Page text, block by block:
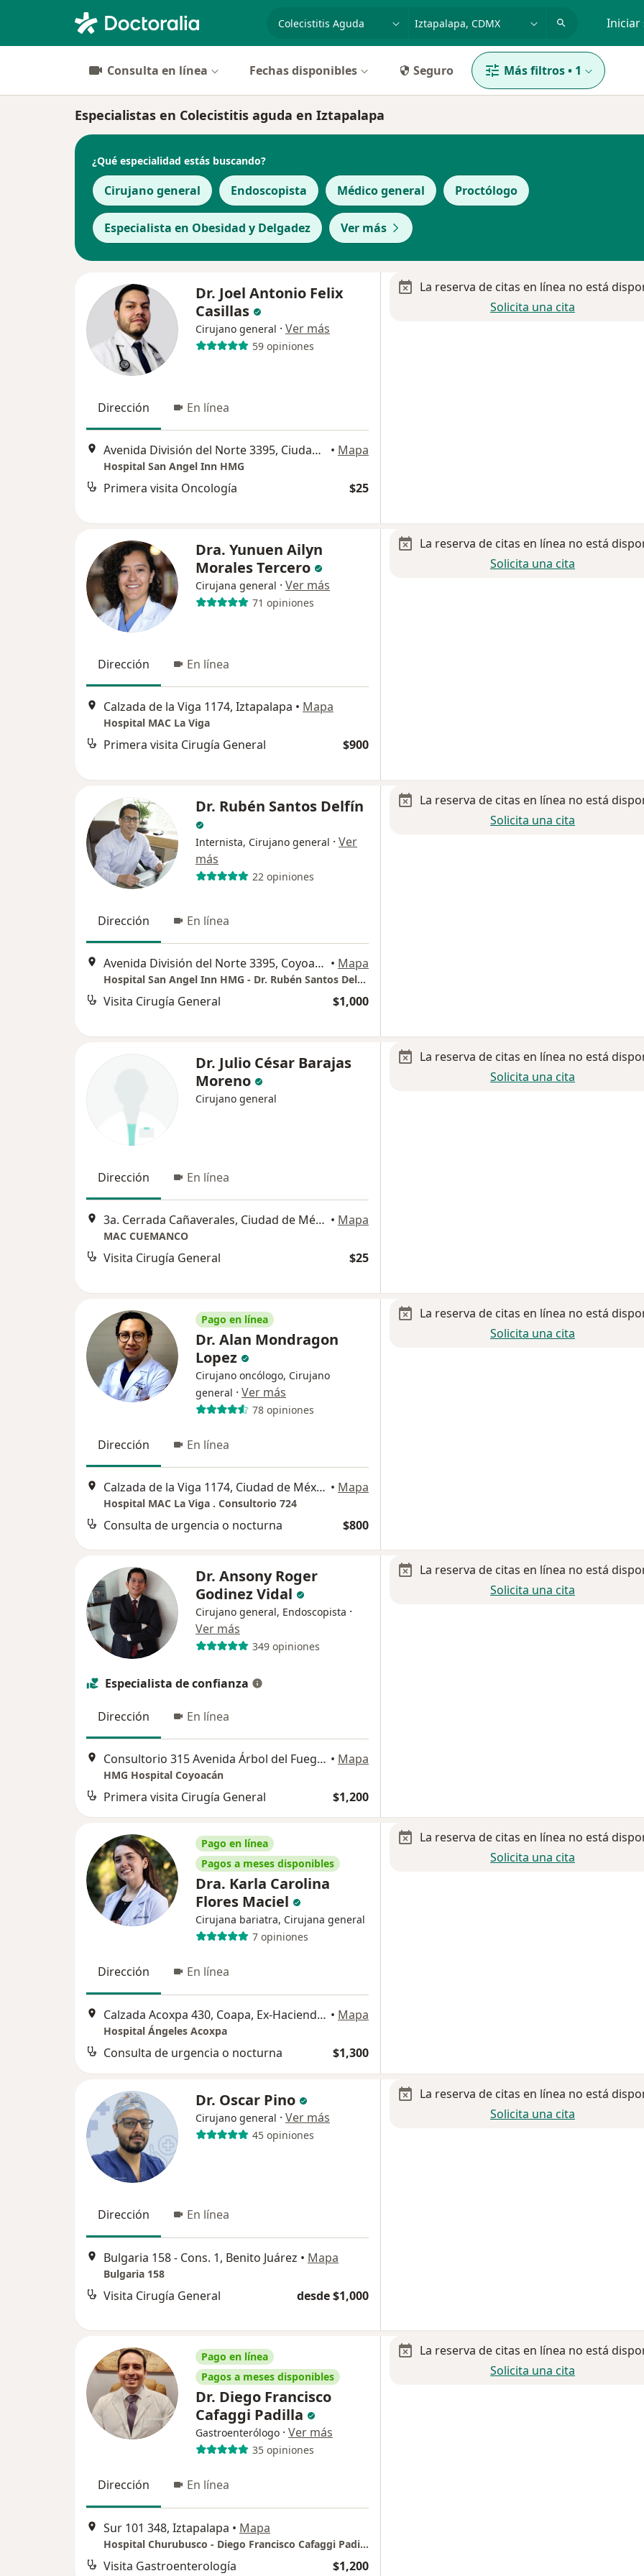
Iniciar
Consulta en línea Fechas disponibles Seguro Más filtros• 1
Especialistas en Colecistitis aguda en Iztapalapa
¿Qué especialidad estás buscando?
Cirujano general Endoscopista Médico general Proctólogo
Especialista en Obesidad y Delgadez Ver más
Dr. Joel Antonio Felix
Casillas
Cirujano general · Ver más
59 opiniones
Dirección En línea
Avenida División del Norte 3395, Ciudad de México • Mapa
Hospital San Angel Inn HMG
Primera visita Oncología $25
La reserva de citas en línea no está
Solicita una cita
Dra. Yunuen Ailyn
Morales Tercero
Cirujana general · Ver más
71 opiniones
Dirección En línea
Calzada de la Viga 1174, Iztapalapa • Mapa
Hospital MAC La Viga
Primera visita Cirugía General $900
La reserva de citas en línea no está
Solicita una cita
Dr. Rubén Santos Delfín
Internista, Cirujano general · Ver
más
22 opiniones
Dirección En línea
Avenida División del Norte 3395, Coyoacán • Mapa
Hospital San Angel Inn HMG - Dr. Rubén Santos Delfín
Visita Cirugía General $1,000
La reserva de citas en línea no está
Solicita una cita
Dr. Julio César Barajas
Moreno
Cirujano general
Dirección En línea
3a. Cerrada Cañaverales, Ciudad de México • Mapa
MAC CUEMANCO
Visita Cirugía General $25
La reserva de citas en línea no está
Solicita una cita
Pago en línea
Dr. Alan Mondragon
Lopez
Cirujano oncólogo, Cirujano
general · Ver más
78 opiniones
Dirección En línea
Calzada de la Viga 1174, Ciudad de México • Mapa
Hospital MAC La Viga . Consultorio 724
Consulta de urgencia o nocturna $800
La reserva de citas en línea no está
Solicita una cita
Dr. Ansony Roger
Godinez Vidal
Cirujano general, Endoscopista ·
Ver más
349 opiniones
Especialista de confianza
Dirección En línea
Consultorio 315 Avenida Árbol del Fuego 80 , El Rosario 04380, Coyoacán, Distrito Federal DF, Ciudad de México • Mapa
HMG Hospital Coyoacán
Primera visita Cirugía General $1,200
La reserva de citas en línea no está
Solicita una cita
Pago en línea
Pagos a meses disponibles
Dra. Karla Carolina
Flores Maciel
Cirujana bariatra, Cirujana general
7 opiniones
Dirección En línea
Calzada Acoxpa 430, Coapa, Ex-Hacienda Coapa, Tlalpan • Mapa
Hospital Ángeles Acoxpa
Consulta de urgencia o nocturna $1,300
La reserva de citas en línea no está
Solicita una cita
Dr. Oscar Pino
Cirujano general · Ver más
45 opiniones
Dirección En línea
Bulgaria 158 - Cons. 1, Benito Juárez • Mapa
Bulgaria 158
Visita Cirugía General desde $1,000
La reserva de citas en línea no está
Solicita una cita
Pago en línea
Pagos a meses disponibles
Dr. Diego Francisco
Cafaggi Padilla
Gastroenterólogo · Ver más
35 opiniones
Dirección En línea
Sur 101 348, Iztapalapa • Mapa
Hospital Churubusco - Diego Francisco Cafaggi Padilla
Visita Gastroenterología $1,200
La reserva de citas en línea no está
Solicita una cita